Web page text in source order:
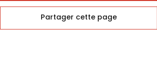
Partager cette page